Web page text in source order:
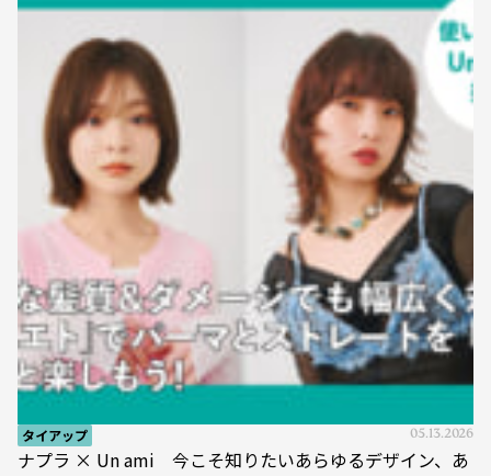
タイアップ 05.13.2026
ナプラ × Un ami 今こそ知りたいあらゆるデザイン、あ